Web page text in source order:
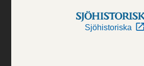
Sjöhistoriska